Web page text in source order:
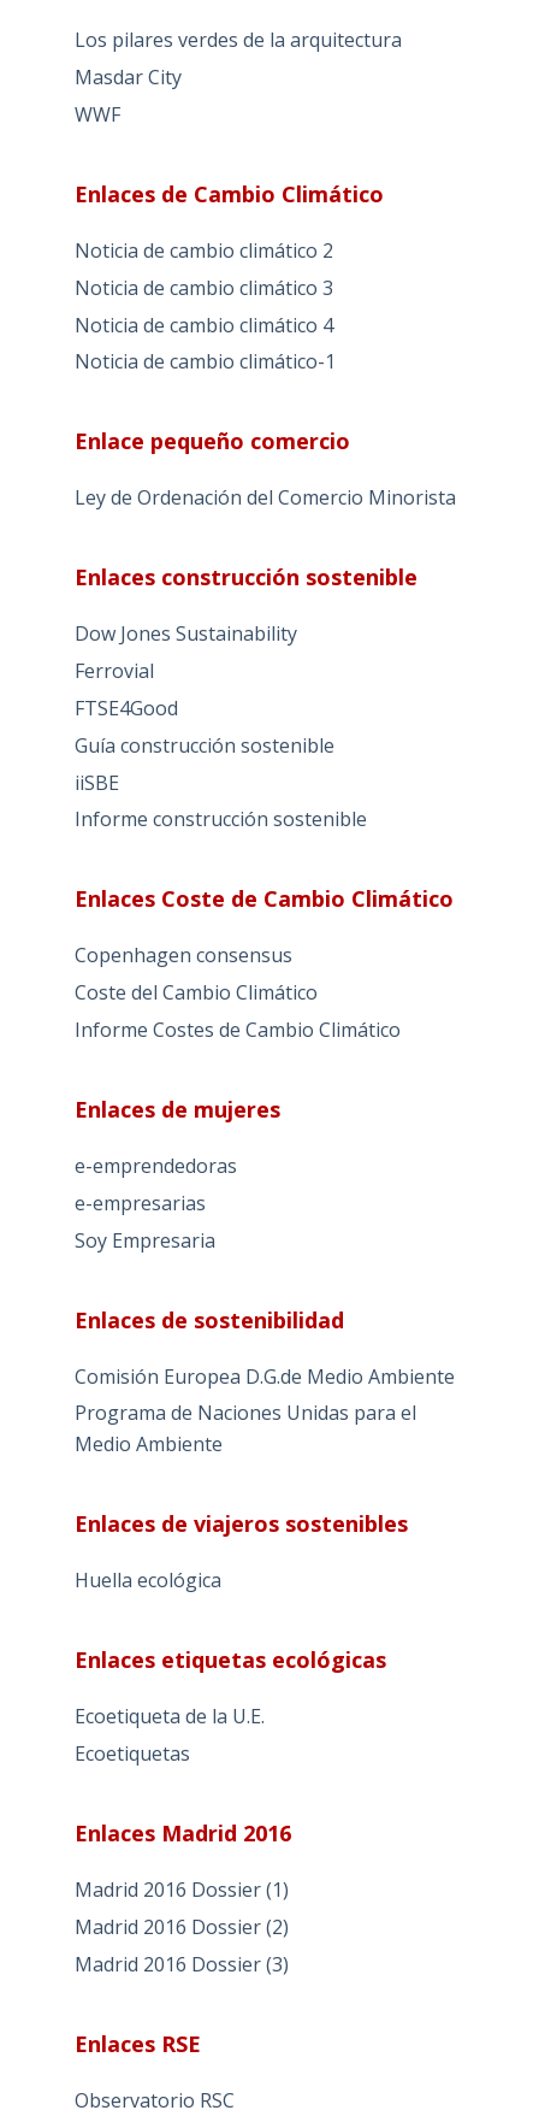
Los pilares verdes de la arquitectura
Masdar City
WWF
Enlaces de Cambio Climático
Noticia de cambio climático 2
Noticia de cambio climático 3
Noticia de cambio climático 4
Noticia de cambio climático-1
Enlace pequeño comercio
Ley de Ordenación del Comercio Minorista
Enlaces construcción sostenible
Dow Jones Sustainability
Ferrovial
FTSE4Good
Guía construcción sostenible
iiSBE
Informe construcción sostenible
Enlaces Coste de Cambio Climático
Copenhagen consensus
Coste del Cambio Climático
Informe Costes de Cambio Climático
Enlaces de mujeres
e-emprendedoras
e-empresarias
Soy Empresaria
Enlaces de sostenibilidad
Comisión Europea D.G.de Medio Ambiente
Programa de Naciones Unidas para el
Medio Ambiente
Enlaces de viajeros sostenibles
Huella ecológica
Enlaces etiquetas ecológicas
Ecoetiqueta de la U.E.
Ecoetiquetas
Enlaces Madrid 2016
Madrid 2016 Dossier (1)
Madrid 2016 Dossier (2)
Madrid 2016 Dossier (3)
Enlaces RSE
Observatorio RSC